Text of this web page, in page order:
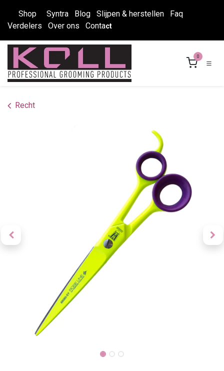
Shop Syntra Blog Slijpen & herstellen
Faq
Verdelers
Over ons Contact
0
Recht